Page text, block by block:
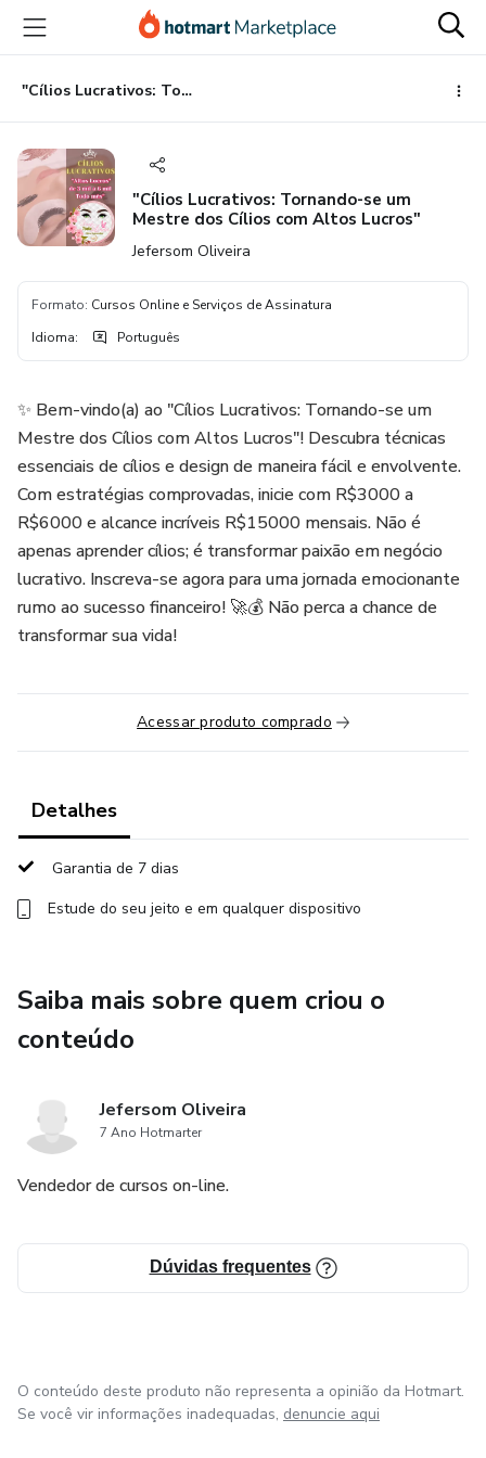
para
conteúdo
principal
para
pagamento
para
rodapé
"Cílios Lucrativos: Tornando-se um Mestre dos Cílios com Altos Lucros"
"Cílios Lucrativos: Tornando-se um
Mestre dos Cílios com Altos Lucros"
Jefersom Oliveira
Formato: Cursos Online e Serviços de Assinatura
Idioma: Português
✨ Bem-vindo(a) ao "Cílios Lucrativos: Tornando-se um
Mestre dos Cílios com Altos Lucros"! Descubra técnicas
essenciais de cílios e design de maneira fácil e envolvente.
Com estratégias comprovadas, inicie com R$3000 a
R$6000 e alcance incríveis R$15000 mensais. Não é
apenas aprender cílios; é transformar paixão em negócio
lucrativo. Inscreva-se agora para uma jornada emocionante
rumo ao sucesso financeiro! 🚀💰 Não perca a chance de
transformar sua vida!
Acessar produto comprado
Detalhes
Garantia de 7 dias
Estude do seu jeito e em qualquer dispositivo
Saiba mais sobre quem criou o
conteúdo
Jefersom Oliveira
7 Ano Hotmarter
Vendedor de cursos on-line.
Dúvidas frequentes
O conteúdo deste produto não representa a opinião da Hotmart.
Se você vir informações inadequadas, denuncie aqui